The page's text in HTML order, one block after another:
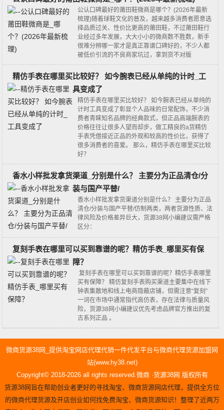
公认口碑最好的莆田鞋微商是哪个？(2026年最新
梳理)随着球鞋文化的普及，越来越多消费者愿意选
择品质过关、性价比更高的莆田鞋，不过莆田鞋行
业经过多年发展，大大小小的微商数不胜数，新手
很难分辨哪一家才是真正靠谱口碑好的，不少人都
被低价引流的不良商家坑过，拿到货不对版
精仿手表在哪里买比较好？ 如今腕表已经从单纯的计时_工
具变成了
精仿手表在哪里买比较好？ 如今腕表已经从单纯的
计时工具变成了彰显个人品味的日常配饰，不少消
费者青睐知名品牌的经典款式，但正品高端腕表的
价格往往让很多人望而却步，做工精良的a货精仿
手表凭借接近正品的外观和较高的性价比，获得了
很多消费者的喜爱。 那么，精仿手表在哪里买比较
好？
香水小样批发拿货渠道_分别是什么？ 主要分为‌正品清仓/分
装‌与‌国产平替/
香水小样批发拿货渠道分别是什么？ 主要分为‌正品
清仓/分装‌与‌国产平替/仿制‌两类，两者货源性质、法
律风险及价格差异巨大，货源38网小编建议需严格
区分：‌‌
复刻手表在哪里可以买到靠谱的呢？精仿手表_哪里买有保
障？
复刻手表在哪里可以买到靠谱的呢？精仿手表哪里
买有保障？ 精仿复刻手表购买渠道主要集中在线下
钟表集散地和线上电商隐蔽店铺‌，但需注意“复刻”
一词在市场中通常指代高仿表，存在法律与质量风
险，货源38网小编建议优先考虑品牌官方推出的复
古系列正品 。‌‌
微商货源38网_提供淘宝网店代理代销一件代发平台与微商代理货源加盟网
站(www.hy38.net)
Copyright© 2018-2026 all rights reserved.微商 ·货源38网 版权所有
货源38网旨在帮助创业者更好的寻找淘宝、微商货源网店代理，提供全方位
的微商代理货源及开店创业如何找免费淘宝、微商货源知识！整理了近两万